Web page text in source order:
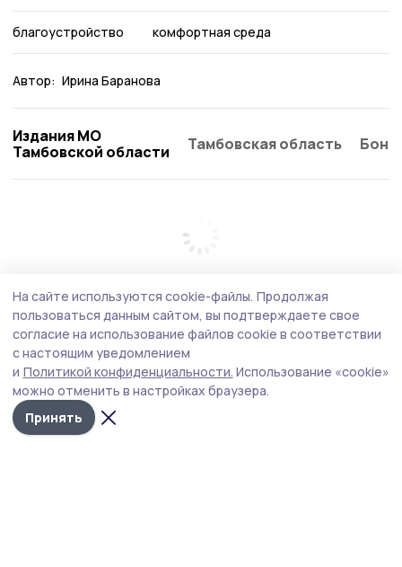
благоустройство комфортная среда
Автор: Ирина Баранова
Издания МО
Тамбовской области
Тамбовская область
На сайте используются cookie-файлы. Продолжая
пользоваться данным сайтом, вы подтверждаете свое
согласие на использование файлов cookie в соответствии
с настоящим уведомлением
и Политикой конфиденциальности. Использование «cookie»
можно отменить в настройках браузера.
Принять